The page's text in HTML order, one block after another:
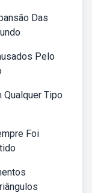
Das
Pelo
Tipo
Foi